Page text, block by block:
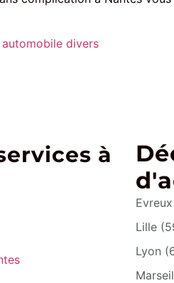
divers
à
Lille
Lyon